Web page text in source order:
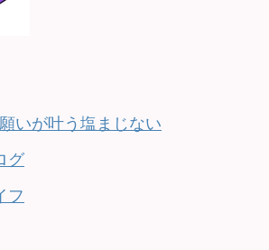
いが叶う塩まじない
グ
フ